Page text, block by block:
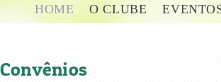
HOME O CLUBE
Convênios